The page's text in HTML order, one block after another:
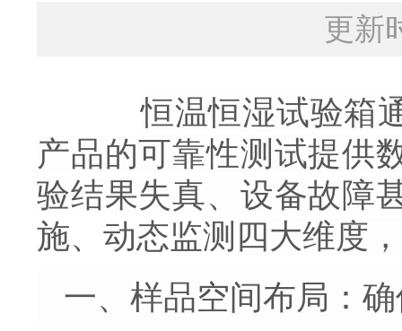
更新
恒温恒湿试验箱
产品的可靠性测试提供
验结果失真、设备故障
施、动态监测 四大维度
一、样品空间布局：